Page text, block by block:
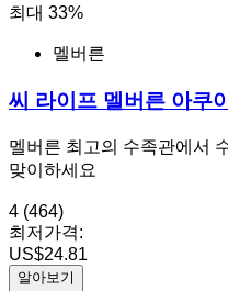
최대 33%
멜버른
씨 라이프 멜버른 아쿠
멜버른 최고의 수족관에서
맞이하세요
4 (464)
최저가격:
US$24.81
알아보기